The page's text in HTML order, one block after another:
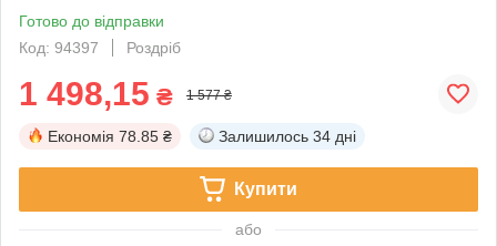
Готово до відправки
Код: 94397
Роздріб
1 498,15 ₴ 1 577 ₴
Економія 78.85 ₴ Залишилось 34 дні
Купити
або